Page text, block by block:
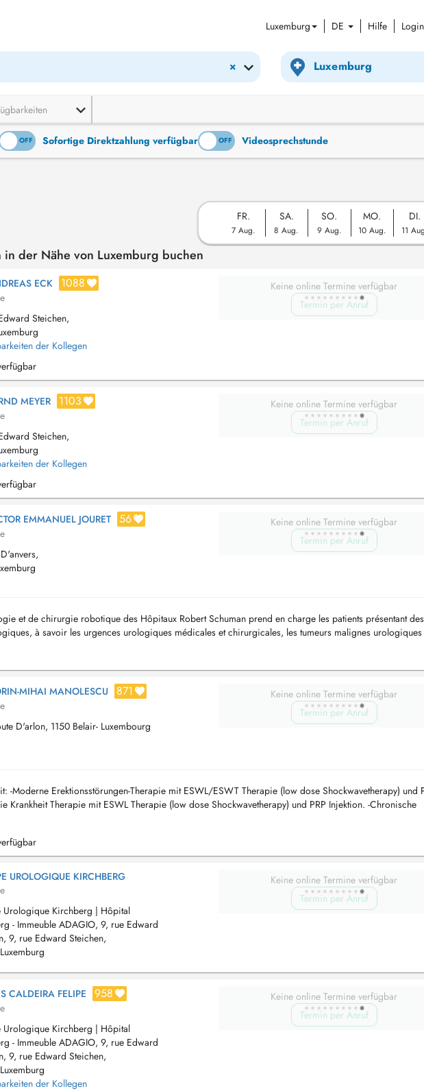
Luxemburg DE Hilfe Login
×
OFF Sofortige Direktzahlung verfügbar
ON OFF Videosprechstunde
FR.
7 Aug.
SA.
8 Aug.
SO.
9 Aug.
MO.
10 Aug.
DI.
11
in der Nähe von Luxemburg buchen
ECK 1088
Steichen,
der Kollegen
Keine online Termine verfügbar
Termin per Anruf
MEYER 1103
Steichen,
der Kollegen
Keine online Termine verfügbar
Termin per Anruf
EMMANUEL JOURET 56
Keine online Termine verfügbar
Termin per Anruf
et de chirurgie robotique des Hôpitaux Robert Schuman prend en charge les patients présentant des
à savoir les urgences urologiques médicales et chirurgicales, les tumeurs malignes urologiques
infantiles, féminines et mascu...
MIHAI MANOLESCU 871
D'arlon, 1150 Belair- Luxembourg
Keine online Termine verfügbar
Termin per Anruf
-Moderne Erektionsstörungen-Therapie mit ESWL/ESWT Therapie (low dose Shockwavetherapy) und
Krankheit Therapie mit ESWL Therapie (low dose Shockwavetherapy) und PRP Injektion. -Chronische
auch als chronisches Beckenschmerzsyn...
UROLOGIQUE KIRCHBERG
Urologique Kirchberg | Hôpital
- Immeuble ADAGIO, 9, rue Edward
9, rue Edward Steichen,
Keine online Termine verfügbar
Termin per Anruf
CALDEIRA FELIPE 958
Urologique Kirchberg | Hôpital
- Immeuble ADAGIO, 9, rue Edward
9, rue Edward Steichen,
der Kollegen
Keine online Termine verfügbar
Termin per Anruf